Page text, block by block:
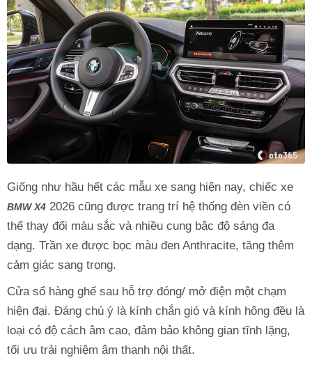
Giống như hầu hết các mẫu xe sang hiện nay, chiếc xe
BMW X4 2026 cũng được trang trí hệ thống đèn viền có
thể thay đổi màu sắc và nhiều cung bậc độ sáng đa
dạng. Trần xe được bọc màu đen Anthracite, tăng thêm
cảm giác sang trọng.
Cửa sổ hàng ghế sau hỗ trợ đóng/ mở điện một chạm
hiện đại. Đáng chú ý là kính chắn gió và kính hông đều là
loại có độ cách âm cao, đảm bảo không gian tĩnh lặng,
tối ưu trải nghiệm âm thanh nội thất.